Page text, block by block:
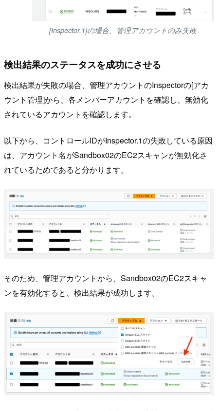
[Inspector.1]の場合、管理アカウントのみ失敗
検出結果のステータスを成功にさせる
検出結果が失敗の場合、管理アカウントのInspectorの[アカ
ウント管理]から、各メンバーアカウントを確認し、無効化
されているアカウントを確認します。
以下から、コントロールIDがInspector.1の失敗している原因
は、アカウント名がSandbox02のEC2スキャンが無効化さ
れているためであると分かります。
そのため、管理アカウントから、Sandbox02のEC2スキャ
ンを有効化すると、検出結果が成功します。